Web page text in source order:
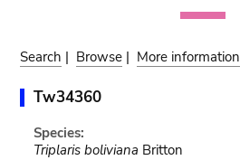
Search | Browse | More information
Tw34360
Species:
Triplaris boliviana Britton